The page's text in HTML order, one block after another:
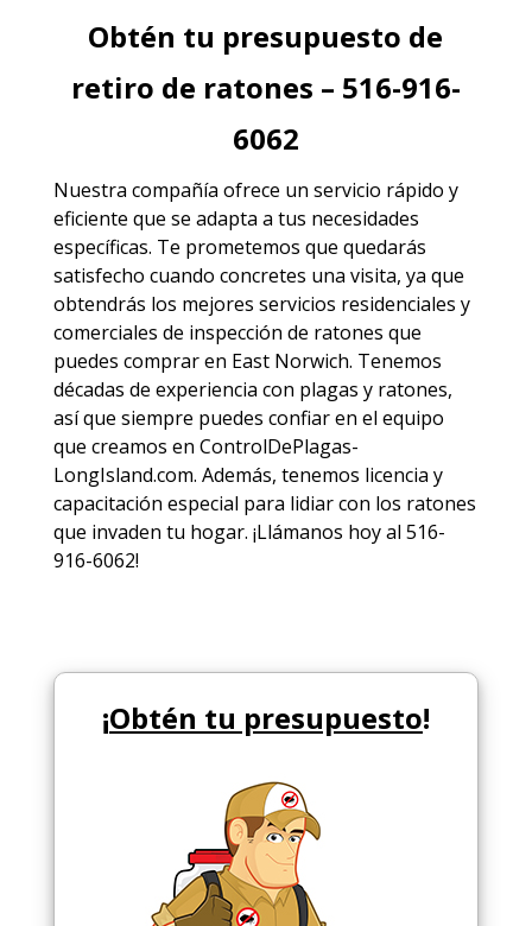
Obtén tu presupuesto de
retiro de ratones – 516-916-
6062
Nuestra compañía ofrece un servicio rápido y
eficiente que se adapta a tus necesidades
específicas. Te prometemos que quedarás
satisfecho cuando concretes una visita, ya que
obtendrás los mejores servicios residenciales y
comerciales de inspección de ratones que
puedes comprar en East Norwich. Tenemos
décadas de experiencia con plagas y ratones,
así que siempre puedes confiar en el equipo
que creamos en ControlDePlagas-
LongIsland.com. Además, tenemos licencia y
capacitación especial para lidiar con los ratones
que invaden tu hogar. ¡Llámanos hoy al 516-
916-6062!
¡Obtén tu presupuesto!